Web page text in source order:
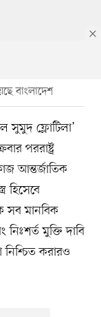
বাংলাদেশ
সুমুদ ফ্লোটিলা’
পররাষ্ট্র
আন্তর্জাতিক
হিসেবে
সব মানবিক
মুক্তি দাবি
নিশ্চিত করারও